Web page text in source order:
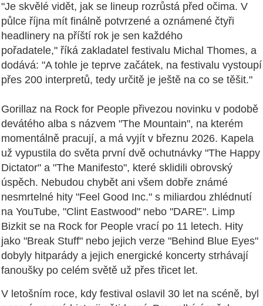
"Je skvělé vidět, jak se lineup rozrůstá před očima. V
půlce října mít finálně potvrzené a oznámené čtyři
headlinery na příští rok je sen každého
pořadatele," říká zakladatel festivalu Michal Thomes, a
dodává: "A tohle je teprve začátek, na festivalu vystoupí
přes 200 interpretů, tedy určitě je ještě na co se těšit."
Gorillaz na Rock for People přivezou novinku v podobě
devátého alba s názvem "The Mountain", na kterém
momentálně pracují, a má vyjít v březnu 2026. Kapela
už vypustila do světa první dvě ochutnávky "The Happy
Dictator" a "The Manifesto", které sklidili obrovský
úspěch. Nebudou chybět ani všem dobře známé
nesmrtelné hity "Feel Good Inc." s miliardou zhlédnutí
na YouTube, "Clint Eastwood" nebo "DARE". Limp
Bizkit se na Rock for People vrací po 11 letech. Hity
jako "Break Stuff" nebo jejich verze "Behind Blue Eyes"
dobyly hitparády a jejich energické koncerty strhávají
fanoušky po celém světě už přes třicet let.
V letošním roce, kdy festival oslavil 30 let na scéně, byl